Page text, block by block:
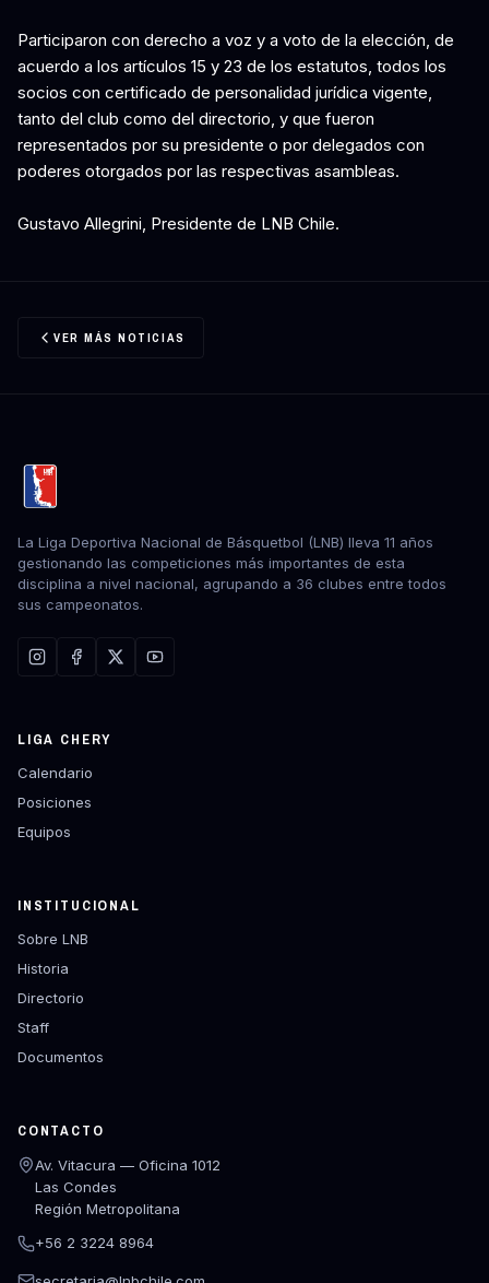
Participaron con derecho a voz y a voto de la elección, de
acuerdo a los artículos 15 y 23 de los estatutos, todos los
socios con certificado de personalidad jurídica vigente,
tanto del club como del directorio, y que fueron
representados por su presidente o por delegados con
poderes otorgados por las respectivas asambleas.
Gustavo Allegrini, Presidente de LNB Chile.
VER MÁS NOTICIAS
La Liga Deportiva Nacional de Básquetbol (LNB) lleva 11 años
gestionando las competiciones más importantes de esta
disciplina a nivel nacional, agrupando a 36 clubes entre todos
sus campeonatos.
LIGA CHERY
Calendario
Posiciones
Equipos
INSTITUCIONAL
Sobre LNB
Historia
Directorio
Staff
Documentos
CONTACTO
Av. Vitacura — Oficina 1012
Las Condes
Región Metropolitana
+56 2 3224 8964